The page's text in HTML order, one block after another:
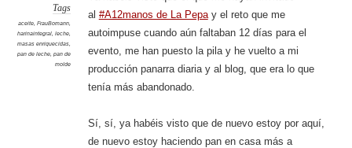
Tags
aceite, FrauBomann,
harinaintegral, leche,
masas enriquecidas,
pan de leche, pan de
molde
al #A12manos de La Pepay el reto que me
autoimpuse cuando aún faltaban 12 días para el
evento, me han puesto la pila y he vuelto a mi
producción panarra diaria y al blog, que era lo que
tenía más abandonado.
Sí, sí, ya habéis visto que de nuevo estoy por aquí,
de nuevo estoy haciendo pan en casa más a